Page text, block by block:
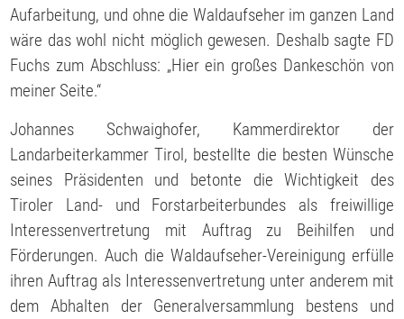
Aufarbeitung, und ohne die Waldaufseher im ganzen Land
wäre das wohl nicht möglich gewesen. Deshalb sagte FD
Fuchs zum Abschluss: „Hier ein großes Dankeschön von
meiner Seite.“
Johannes Schwaighofer, Kammerdirektor der
Landarbeiterkammer Tirol, bestellte die besten Wünsche
seines Präsidenten und betonte die Wichtigkeit des
Tiroler Land- und Forstarbeiterbundes als freiwillige
Interessenvertretung mit Auftrag zu Beihilfen und
Förderungen. Auch die Waldaufseher-Vereinigung erfülle
ihren Auftrag als Interessenvertretung unter anderem mit
dem Abhalten der Generalversammlung bestens und